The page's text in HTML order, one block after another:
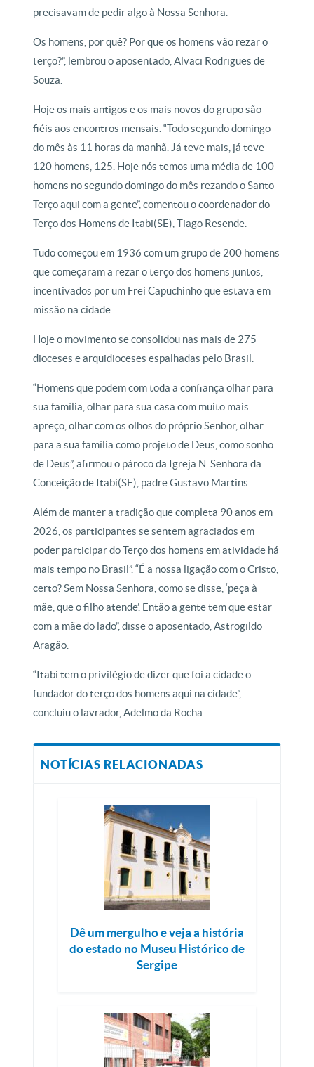
precisavam de pedir algo à Nossa Senhora.
Os homens, por quê? Por que os homens vão rezar o
terço?”, lembrou o aposentado, Alvaci Rodrigues de
Souza.
Hoje os mais antigos e os mais novos do grupo são
fiéis aos encontros mensais. “Todo segundo domingo
do mês às 11 horas da manhã. Já teve mais, já teve
120 homens, 125. Hoje nós temos uma média de 100
homens no segundo domingo do mês rezando o Santo
Terço aqui com a gente”, comentou o coordenador do
Terço dos Homens de Itabi(SE), Tiago Resende.
Tudo começou em 1936 com um grupo de 200 homens
que começaram a rezar o terço dos homens juntos,
incentivados por um Frei Capuchinho que estava em
missão na cidade.
Hoje o movimento se consolidou nas mais de 275
dioceses e arquidioceses espalhadas pelo Brasil.
“Homens que podem com toda a confiança olhar para
sua família, olhar para sua casa com muito mais
apreço, olhar com os olhos do próprio Senhor, olhar
para a sua família como projeto de Deus, como sonho
de Deus”, afirmou o pároco da Igreja N. Senhora da
Conceição de Itabi(SE), padre Gustavo Martins.
Além de manter a tradição que completa 90 anos em
2026, os participantes se sentem agraciados em
poder participar do Terço dos homens em atividade há
mais tempo no Brasil”. “É a nossa ligação com o Cristo,
certo? Sem Nossa Senhora, como se disse, ‘peça à
mãe, que o filho atende’. Então a gente tem que estar
com a mãe do lado”, disse o aposentado, Astrogildo
Aragão.
“Itabi tem o privilégio de dizer que foi a cidade o
fundador do terço dos homens aqui na cidade”,
concluiu o lavrador, Adelmo da Rocha.
NOTÍCIAS RELACIONADAS
Dê um mergulho e veja a história
do estado no Museu Histórico de
Sergipe